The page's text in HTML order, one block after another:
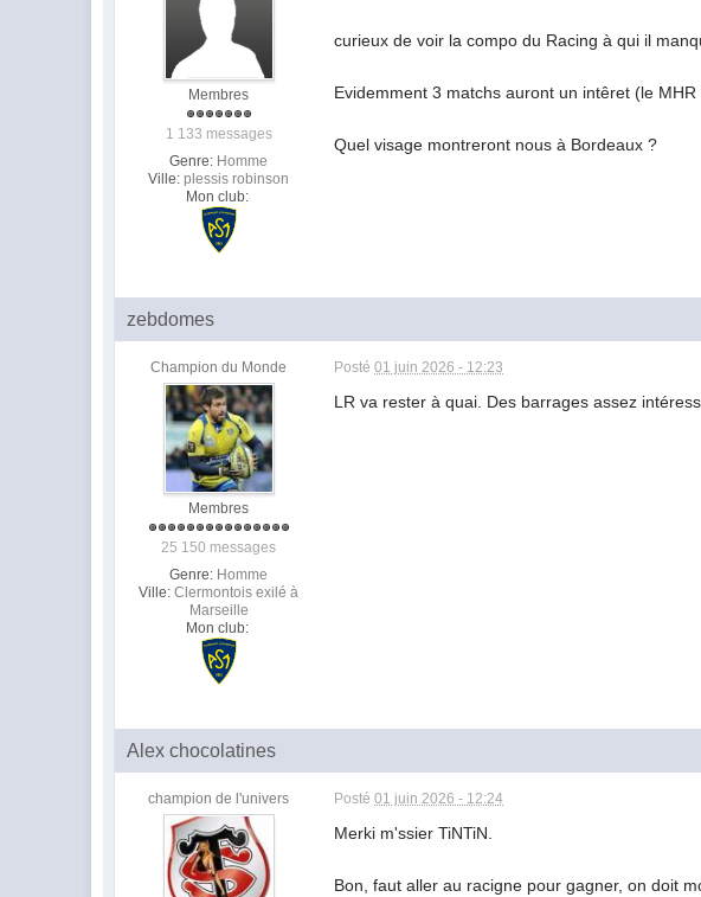
Membres
1 133 messages
Genre: Homme
Ville: plessis robinson
Mon club:
curieux de voir la compo du Racing à qui il
Evidemment 3 matchs auront un intêret (le
Quel visage montreront nous à Bordeaux ?
zebdomes
Champion du Monde
Membres
25 150 messages
Genre: Homme
Ville: Clermontois exilé à
Marseille
Mon club:
Posté01 juin 2026 - 12:23
LR va rester à quai. Des barrages assez
Alex chocolatines
champion de l'univers Posté01 juin 2026 - 12:24
Merki m'ssier TiNTiN.
Bon, faut aller au racigne pour gagner, on doit